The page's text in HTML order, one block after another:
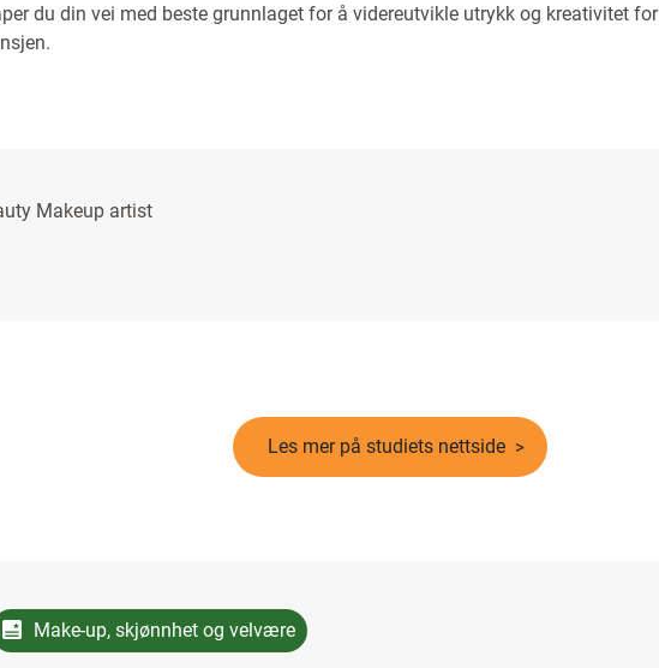
du din vei med beste grunnlaget for å videreutvikle utrykk og kreativitet
Makeup artist
Les mer på studiets nettside
Make-up, skjønnhet og velvære